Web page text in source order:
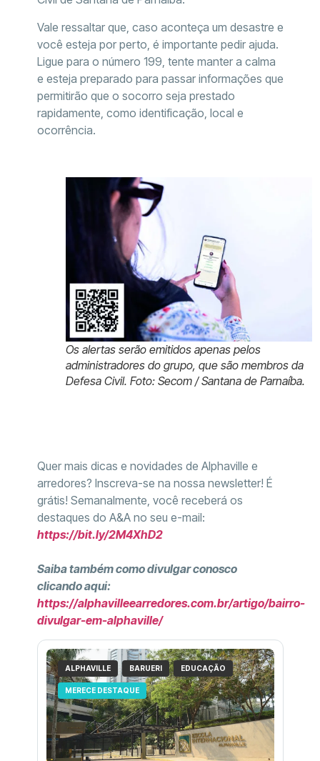
Vale ressaltar que, caso aconteça um desastre e
você esteja por perto, é importante pedir ajuda.
Ligue para o número 199, tente manter a calma
e esteja preparado para passar informações que
permitirão que o socorro seja prestado
rapidamente, como identificação, local e
ocorrência.
Os alertas serão emitidos apenas pelos
administradores do grupo, que são membros da
Defesa Civil. Foto: Secom / Santana de Parnaíba.
Quer mais dicas e novidades de Alphaville e
arredores? Inscreva-se na nossa newsletter! É
grátis! Semanalmente, você receberá os
destaques do A&A no seu e-mail:
https://bit.ly/2M4XhD2
Saiba também como divulgar conosco
clicando aqui:
https://alphavilleearredores.com.br/artigo/bairro-
divulgar-em-alphaville/
ALPHAVILLE BARUERI EDUCAÇÃO
MERECE DESTAQUE